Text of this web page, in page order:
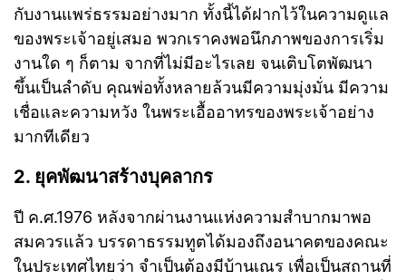
กับงานแพร่ธรรมอย่างมาก ทั้งนี้ได้ฝากไว้ในความดูแล
ของพระเจ้าอยู่เสมอ พวกเราคงพอนึกภาพของการเริ่ม
งานใด ๆ ก็ตาม จากที่ไม่มีอะไรเลย จนเติบโตพัฒนา
ขึ้นเป็นลำดับ คุณพ่อทั้งหลายล้วนมีความมุ่งมั่น มีความ
เชื่อและความหวัง ในพระเอื้ออาทรของพระเจ้าอย่าง
มากทีเดียว
2. ยุคพัฒนาสร้างบุคลากร
ปี ค.ศ.1976 หลังจากผ่านงานแห่งความสำบากมาพอ
สมควรแล้ว บรรดาธรรมทูตได้มองถึงอนาคตของคณะ
ในประเทศไทยว่า จำเป็นต้องมีบ้านเณร เพื่อเป็นสถานที่